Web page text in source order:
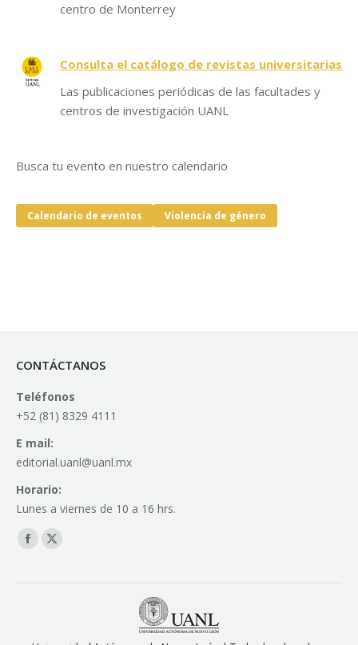
centro de Monterrey
Consulta el catálogo de revistas universitarias
Las publicaciones periódicas de las facultades y
centros de investigación UANL
Busca tu evento en nuestro calendario
Calendario de eventos Violencia de género
CONTÁCTANOS
Teléfonos
+52 (81) 8329 4111
E mail:
editorial.uanl@uanl.mx
Horario:
Lunes a viernes de 10 a 16 hrs.
Find us on:
Facebook
X